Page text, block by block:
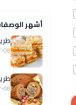
أشهر
08
08